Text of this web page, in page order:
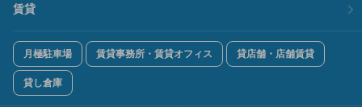
賃貸
月極駐車場 賃貸事務所・賃貸オフィス 貸店舗・店舗賃貸
貸し倉庫